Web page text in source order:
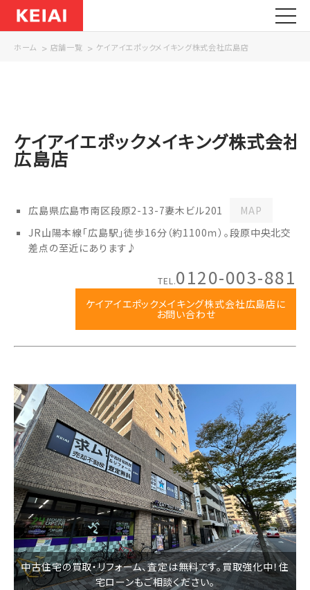
ホーム 店舗一覧 ケイアイエポックメイキング株式会社広島店
ケイアイエポックメイキング株式会社
広島店
広島県広島市南区段原2-13-7妻木ビル201
MAP
JR山陽本線「広島駅」徒歩16分（約1100ｍ）。段原中央北交
差点の至近にあります♪
TEL.0120-003-881
ケイアイエポックメイキング株式会社広島店に
お問い合わせ
中古住宅の買取・リフォーム、査定は無料です。買取強化中！住
宅ローンもご相談ください。